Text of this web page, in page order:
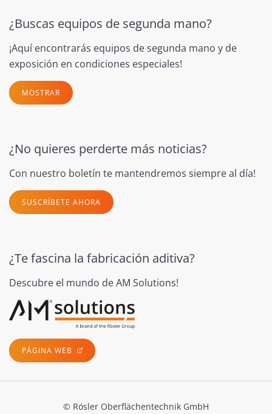
¿Buscas equipos de segunda mano?
¡Aquí encontrarás equipos de segunda mano y de
exposición en condiciones especiales!
MOSTRAR
¿No quieres perderte más noticias?
Con nuestro boletín te mantendremos siempre al día!
SUSCRÍBETE AHORA
¿Te fascina la fabricación aditiva?
Descubre el mundo de AM Solutions!
PÁGINA WEB
© Rösler Oberflächentechnik GmbH